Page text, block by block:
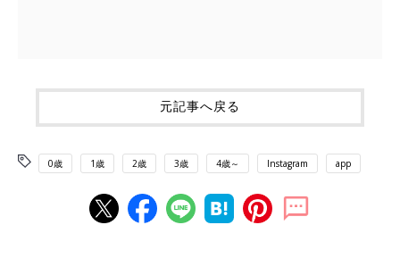
元記事へ戻る
0歳 1歳 2歳 3歳 4歳～ Instagram app